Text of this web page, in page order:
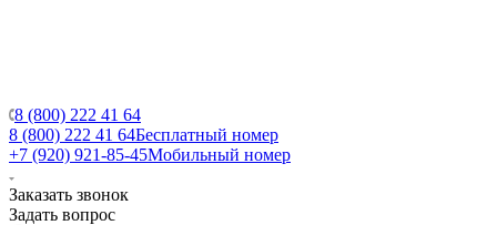
8 (800) 222 41 64
8 (800) 222 41 64Бесплатный номер
+7 (920) 921-85-45Мобильный номер
Заказать звонок
Задать вопрос